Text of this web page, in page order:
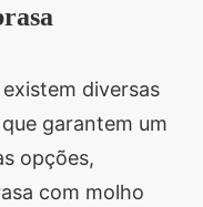
diversas
garantem um
opções,
com molho